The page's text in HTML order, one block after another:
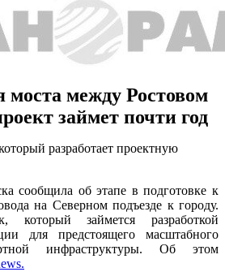
моста между Ростовом
займет почти год
разработает проектную
сообщила об этапе в подготовке к
на Северном подъезде к городу.
который займется разработкой
для предстоящего масштабного
инфраструктуры. Об этом